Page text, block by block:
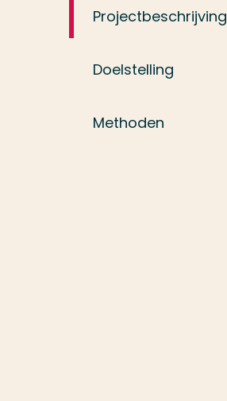
Projectbeschrijving
Doelstelling
Methoden